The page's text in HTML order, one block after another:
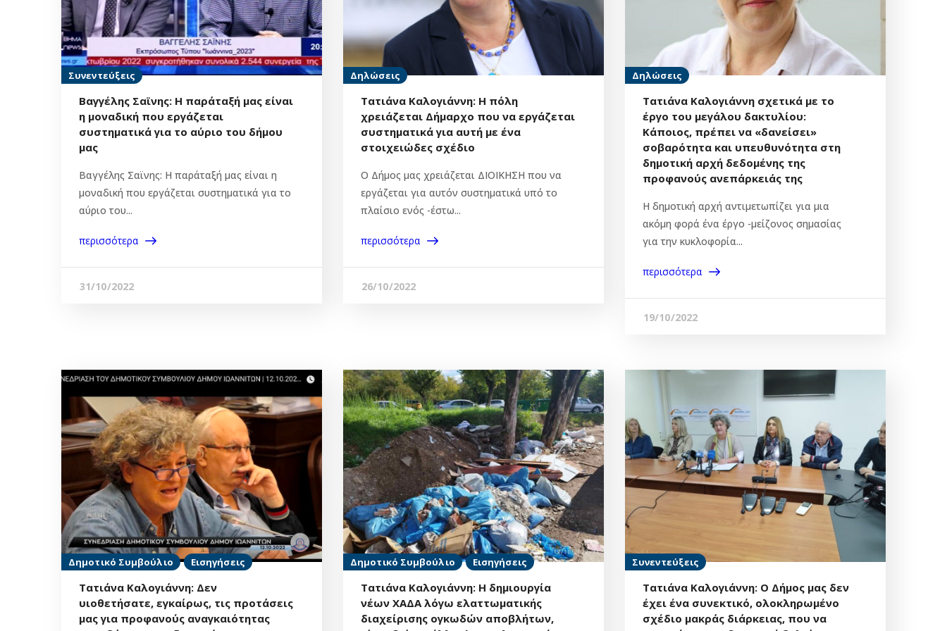
Συνεντεύξεις
Βαγγέλης Σαϊνης: Η παράταξή μας είναι
η μοναδική που εργάζεται
συστηματικά για το αύριο του δήμου
μας
Βαγγέλης Σαϊνης: Η παράταξή μας είναι η
μοναδική που εργάζεται συστηματικά για το
αύριο του...
περισσότερα
31/10/2022
Δηλώσεις
Τατιάνα Καλογιάννη: Η πόλη
χρειάζεται Δήμαρχο που να εργάζεται
συστηματικά για αυτή με ένα
στοιχειώδες σχέδιο
O Δήμος μας χρειάζεται ΔΙΟΙΚΗΣΗ που να
εργάζεται για αυτόν συστηματικά υπό το
πλαίσιο ενός -έστω...
περισσότερα
26/10/2022
Δηλώσεις
Τατιάνα Καλογιάννη σχετικά με το
έργο του μεγάλου δακτυλίου:
Κάποιος, πρέπει να «δανείσει»
σοβαρότητα και υπευθυνότητα στη
δημοτική αρχή δεδομένης της
προφανούς ανεπάρκειάς της
Η δημοτική αρχή αντιμετωπίζει για μια
ακόμη φορά ένα έργο -μείζονος σημασίας
για την κυκλοφορία...
περισσότερα
19/10/2022
Δημοτικό Συμβούλιο Εισηγήσεις
Τατιάνα Καλογιάννη: Δεν
υιοθετήσατε, εγκαίρως, τις προτάσεις
μας για προφανούς αναγκαιότητας
Δημοτικό Συμβούλιο Εισηγήσεις
Τατιάνα Καλογιάννη: Η δημιουργία
νέων ΧΑΔΑ λόγω ελαττωματικής
διαχείρισης ογκωδών αποβλήτων,
Συνεντεύξεις
Τατιάνα Καλογιάννη: Ο Δήμος μας δεν
έχει ένα συνεκτικό, ολοκληρωμένο
σχέδιο μακράς διάρκειας, που να